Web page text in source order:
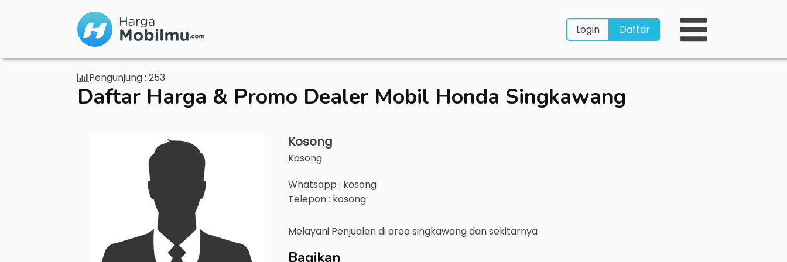
Login Daftar
Pengunjung : 253
Daftar Harga & Promo Dealer Mobil Honda Singkawang
Kosong
Kosong
Whatsapp : kosong
Telepon : kosong
Melayani Penjualan di areasingkawangdan sekitarnya
Bagikan